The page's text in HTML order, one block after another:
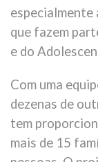
que fazem
e do
Com uma
dezenas de
tem
mais de 15